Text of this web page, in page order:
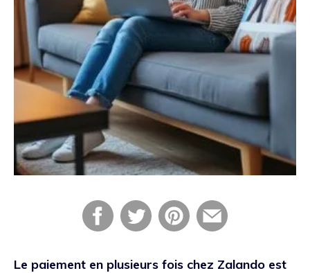
Le paiement en plusieurs fois chez Zalando est